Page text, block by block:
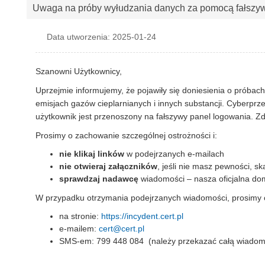
Uwaga na próby wyłudzania danych za pomocą
Data utworzenia: 2025-01-24
Szanowni Użytkownicy,
Uprzejmie informujemy, że pojawiły się doniesienia o
emisjach gazów cieplarnianych i innych substancji.
użytkownik jest przenoszony na fałszywy panel logowania.
Prosimy o zachowanie szczególnej ostrożności i:
nie klikaj linków w podejrzanych e-mailach
nie otwieraj załączników , jeśli nie masz pewności,
sprawdzaj nadawcę wiadomości – nasza oficjalna
W przypadku otrzymania podejrzanych wiadomości, prosimy
na stronie: https://incydent.cert.pl
e-mailem: cert@cert.pl
SMS-em: 799 448 084 (należy przekazać całą